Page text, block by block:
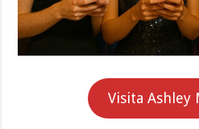
Visita Ashley